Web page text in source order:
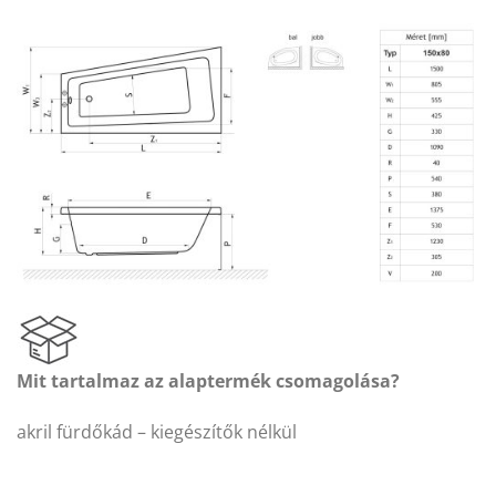
Mit tartalmaz az alaptermék csomagolása?
akril fürdőkád – kiegészítők nélkül